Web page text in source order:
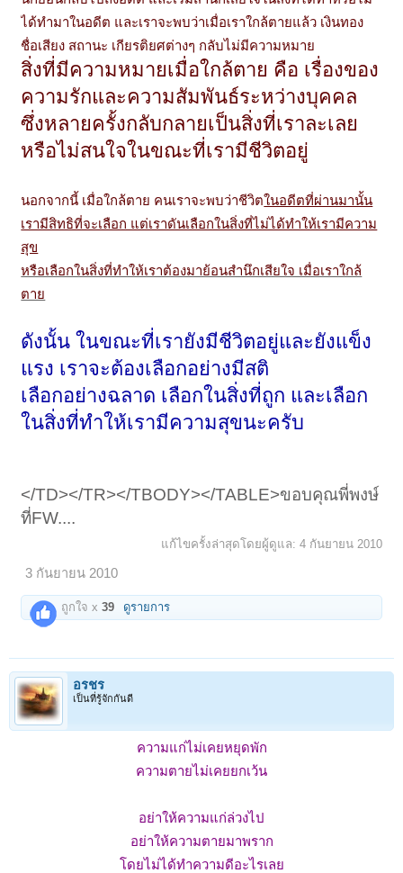
ได้ทำมาในอดีต และเราจะพบว่าเมื่อเราใกล้ตายแล้ว เงินทอง
ชื่อเสียง สถานะ เกียรติยศต่างๆ กลับไม่มีความหมาย
สิ่งที่มีความหมายเมื่อใกล้ตาย คือ เรื่องของ
ความรักและความสัมพันธ์ระหว่างบุคคล
ซึ่งหลายครั้งกลับกลายเป็นสิ่งที่เราละเลย
หรือไม่สนใจในขณะที่เรามีชีวิตอยู่
นอกจากนี้ เมื่อใกล้ตาย คนเราจะพบว่าชีวิตในอดีตที่ผ่านมานั้น
เรามีสิทธิที่จะเลือก แต่เราดันเลือกในสิ่งที่ไม่ได้ทำให้เรามีความ
สุข
หรือเลือกในสิ่งที่ทำให้เราต้องมาย้อนสำนึกเสียใจ เมื่อเราใกล้
ตาย
ดังนั้น ในขณะที่เรายังมีชีวิตอยู่และยังแข็ง
แรง เราจะต้องเลือกอย่างมีสติ
เลือกอย่างฉลาด เลือกในสิ่งที่ถูก และเลือก
ในสิ่งที่ทำให้เรามีความสุขนะครับ
</TD></TR></TBODY></TABLE>ขอบคุณพี่พงษ์
ที่FW....
แก้ไขครั้งล่าสุดโดยผู้ดูแล: 4 กันยายน 2010
3 กันยายน 2010
ถูกใจ x39 ดูรายการ
อรชร
เป็นที่รู้จักกันดี
ความแก่ไม่เคยหยุดพัก
ความตายไม่เคยยกเว้น
อย่าให้ความแก่ล่วงไป
อย่าให้ความตายมาพราก
โดยไม่ได้ทำความดีอะไรเลย